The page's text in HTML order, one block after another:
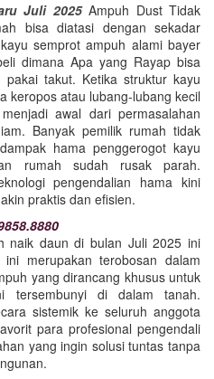
Juli 2025Ampuh Dust Tidak
bisa diatasi dengan sekadar
semprot ampuh alami bayer
dimana Apa yang Rayap bisa
takut. Ketika struktur kayu
keropos atau lubang-lubang kecil
awal dari permasalahan
Banyak pemilik rumah tidak
hama penggerogot kayu
rumah sudah rusak parah.
pengendalian hama kini
praktis dan efisien.
naik daun di bulan Juli 2025 ini
merupakan terobosan dalam
yang dirancang khusus untuk
tersembunyi di dalam tanah.
sistemik ke seluruh anggota
para profesional pengendali
yang ingin solusi tuntas tanpa